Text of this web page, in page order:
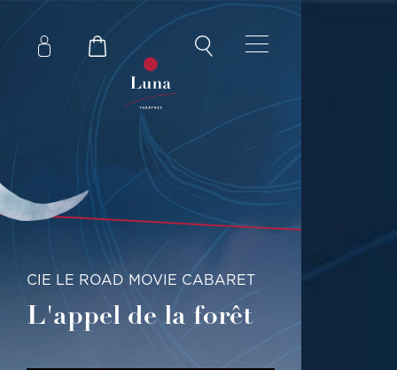
CIE LE ROAD MOVIE CABARET
L'appel de la forêt